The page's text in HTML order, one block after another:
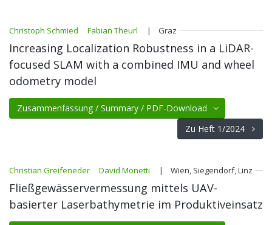
Christoph Schmied Fabian Theurl | Graz
Increasing Localization Robustness in a LiDAR-
focused SLAM with a combined IMU and wheel
odometry model
Zusammenfassung / Summary / PDF-Download
Zu Heft 1/2024
Christian Greifeneder David Monetti | Wien, Siegendorf, Linz
Fließgewässervermessung mittels UAV-
basierter Laserbathymetrie im Produktiveinsatz